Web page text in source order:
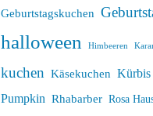
Geburtstagskuchen
halloween Himbeeren
kuchen Käsekuchen Kürbis
Pumpkin Rhabarber Rosa